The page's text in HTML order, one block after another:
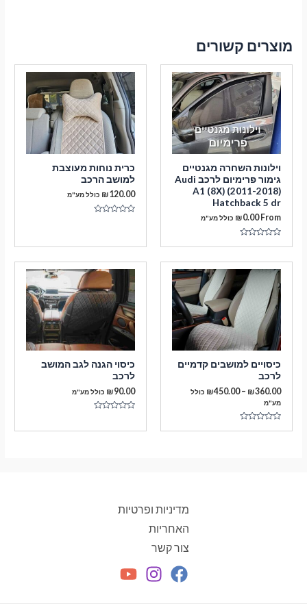
מוצרים קשורים
וילונות השחרה מגנטיים
גימור פרימיום לרכב Audi
A1 (8Х) (2011-2018)
Hatchback 5 dr
From
₪0.00 כולל מע"מ
כרית נוחות מעוצבת
למושב הרכב
₪120.00 כולל מע"מ
כיסויים למושבים קדמיים
לרכב
₪360.00
–
₪450.00
טווח
⁦₪450.00⁩
כולל
מע"מ
כיסוי הגנה לגב המושב
לרכב
₪90.00 כולל מע"מ
מתוך
מדיניות ופרטיות
האחריות
צור קשר